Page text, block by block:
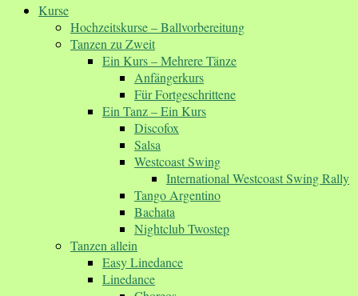
Kurse
Hochzeitskurse – Ballvorbereitung
Tanzen zu Zweit
Ein Kurs – Mehrere Tänze
Anfängerkurs
Für Fortgeschrittene
Ein Tanz – Ein Kurs
Discofox
Salsa
Westcoast Swing
International Westcoast Swing Rally
Tango Argentino
Bachata
Nightclub Twostep
Tanzen allein
Easy Linedance
Linedance